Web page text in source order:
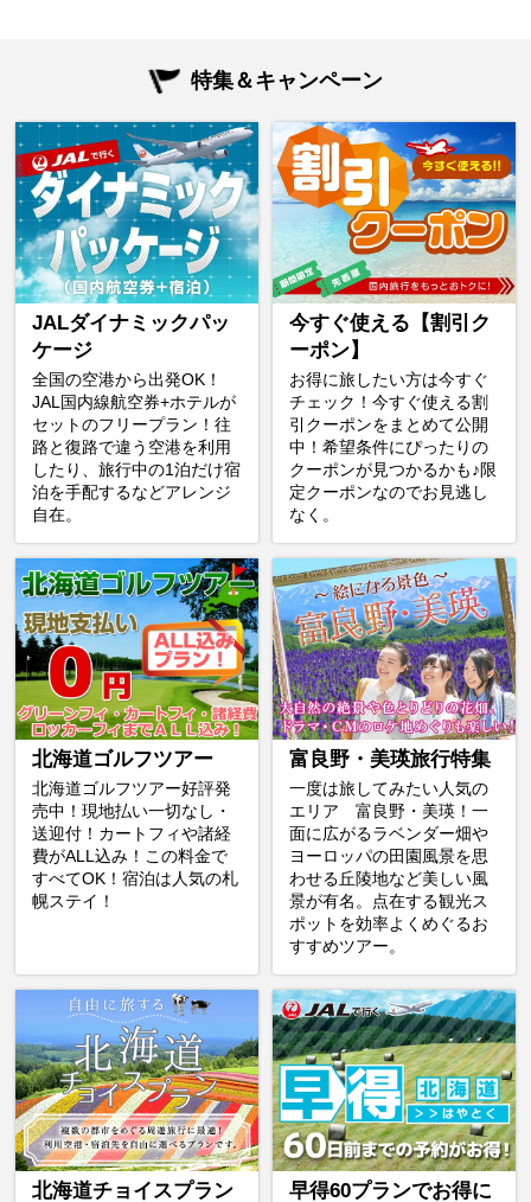
特集＆キャンペーン
JALダイナミックパッ
ケージ
全国の空港から出発OK！
JAL国内線航空券+ホテルが
セットのフリープラン！往
路と復路で違う空港を利用
したり、旅行中の1泊だけ宿
泊を手配するなどアレンジ
自在。
今すぐ使える【割引ク
ーポン】
お得に旅したい方は今すぐ
チェック！今すぐ使える割
引クーポンをまとめて公開
中！希望条件にぴったりの
クーポンが見つかるかも♪限
定クーポンなのでお見逃し
なく。
北海道ゴルフツアー
北海道ゴルフツアー好評発
売中！現地払い一切なし・
送迎付！カートフィや諸経
費がALL込み！この料金で
すべてOK！宿泊は人気の札
幌ステイ！
富良野・美瑛旅行特集
一度は旅してみたい人気の
エリア 富良野・美瑛！一
面に広がるラベンダー畑や
ヨーロッパの田園風景を思
わせる丘陵地など美しい風
景が有名。点在する観光ス
ポットを効率よくめぐるお
すすめツアー。
北海道チョイスプラン 早得60プランでお得に